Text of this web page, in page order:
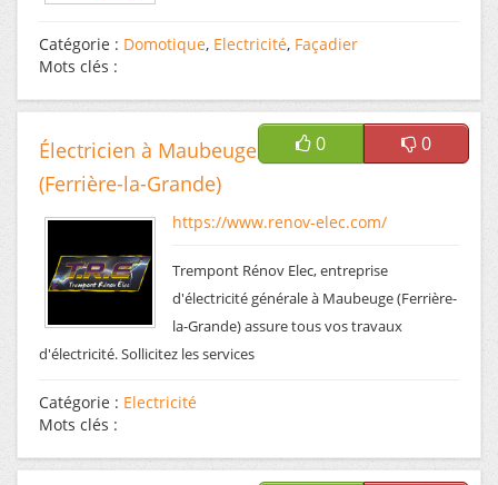
Catégorie : Domotique, Electricité, Façadier
Mots clés :
0 0
Électricien à Maubeuge
(Ferrière-la-Grande)
https://www.renov-elec.com/
Trempont Rénov Elec, entreprise
d'électricité générale à Maubeuge (Ferrière-
la-Grande) assure tous vos travaux
d'électricité. Sollicitez les services
Catégorie : Electricité
Mots clés :